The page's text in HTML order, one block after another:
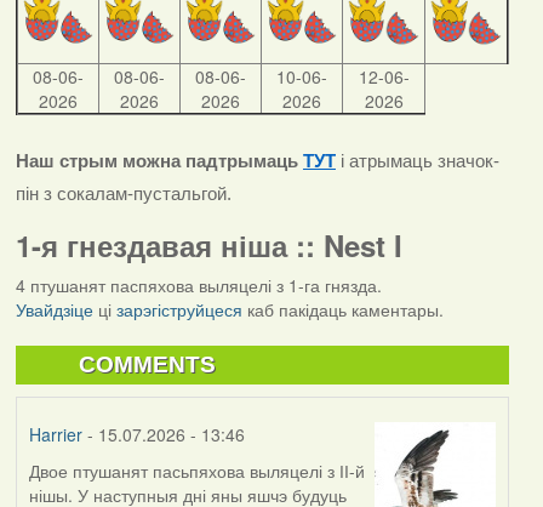
08-06-
2026
08-06-
2026
08-06-
2026
10-06-
2026
12-06-
2026
Наш стрым можна падтрымаць ТУТ і атрымаць значок-
пін з сокалам-пустальгой.
1-я гнездавая ніша :: Nest I
4 птушанят паспяхова выляцелі з 1-га гнязда.
Увайдзіцеці зарэгіструйцеся каб пакідаць каментары.
COMMENTS
Harrier- 15.07.2026 - 13:46
Двое птушанят пасьпяхова выляцелі з ІІ-й
нішы. У наступныя дні яны яшчэ будуць